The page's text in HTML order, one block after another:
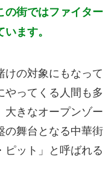
の街ではファイター
ます。
の対象にもなって
ってくる人間も多
大きなオープンゾー
の舞台となる中華街
ピット」と呼ばれる